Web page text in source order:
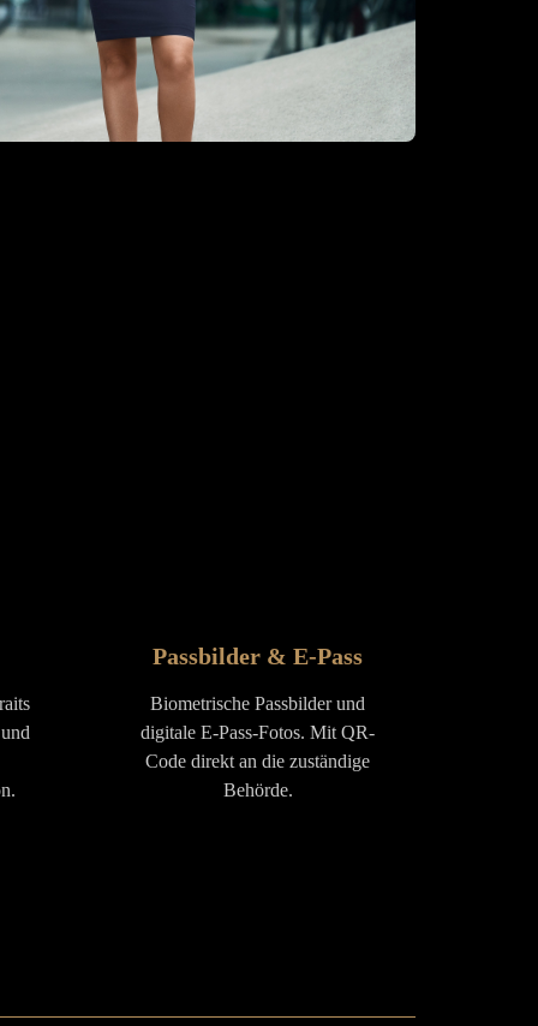
Passbilder & E-Pass
Biometrische Passbilder und
digitale E-Pass-Fotos. Mit QR-
Code direkt an die zuständige
Behörde.